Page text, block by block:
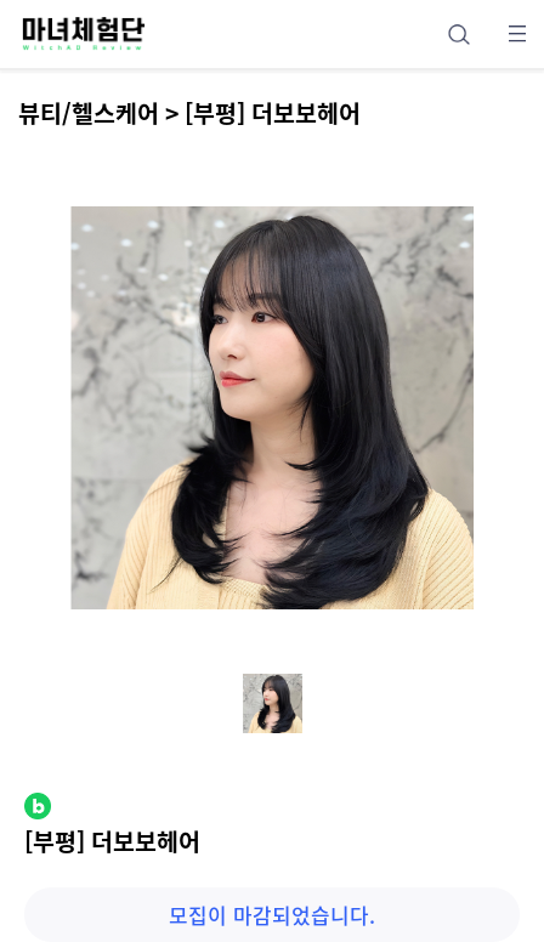
뷰티/헬스케어 > [부평] 더보보헤어
[부평] 더보보헤어
모집이 마감되었습니다.